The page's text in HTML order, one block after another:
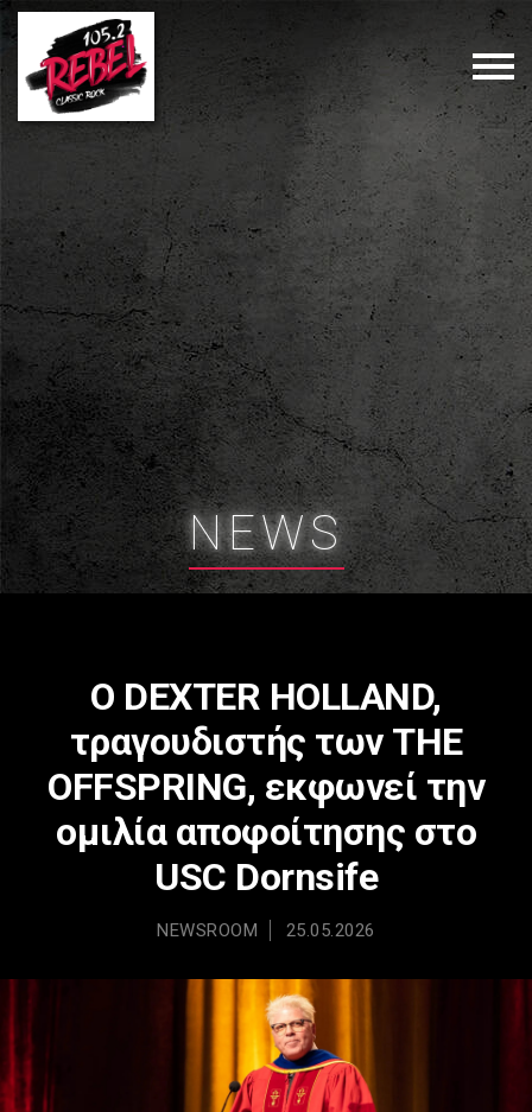
NEWS
Ο DEXTER HOLLAND,
τραγουδιστής των THE
OFFSPRING, εκφωνεί την
ομιλία αποφοίτησης στο
USC Dornsife
NEWSROOM 25.05.2026